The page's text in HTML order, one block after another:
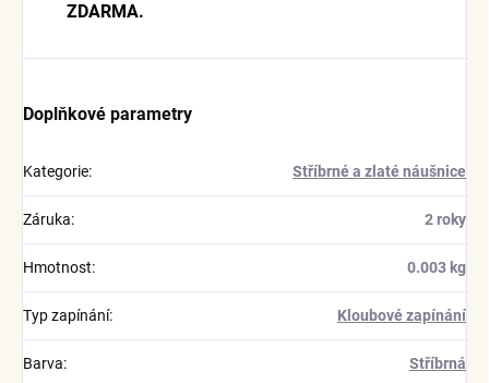
ZDARMA.
Doplňkové parametry
Kategorie: Stříbrné a zlaté náušnice
Záruka: 2 roky
Hmotnost: 0.003 kg
Typ zapínání: Kloubové zapínání
Barva: Stříbrná